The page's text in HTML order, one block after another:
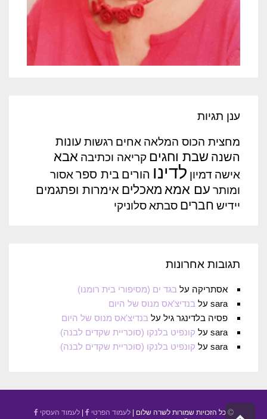
ענן תגיות
מחצית הכוס המלאה אחים רגשות עונות
השנה שבת וחגים קריאה וכתיבה אבא
אישה דמיון לדינו הורים בית ספראסור
ומותר עם אמא מאכלים אימרות ופתגמים
יידיש חברים סבתאסלוניקי
תגובות אחרונות
אסתריקה על בגד ים (מסיפורי בית רומנו)
sara על בנדיצ'אס מנוס של היום
פסיה בלדינגר גיל על בנדיצ'אס מנוס של היום
sara על קונפיט בלנקו (סוכריית שקדים לבנה)
sara על קונפיט בלנקו (סוכריית שקדים לבנה)
כל הזכויות שמורות לשרה שלום |לעמוד הפרטי |לעמוד העסקי